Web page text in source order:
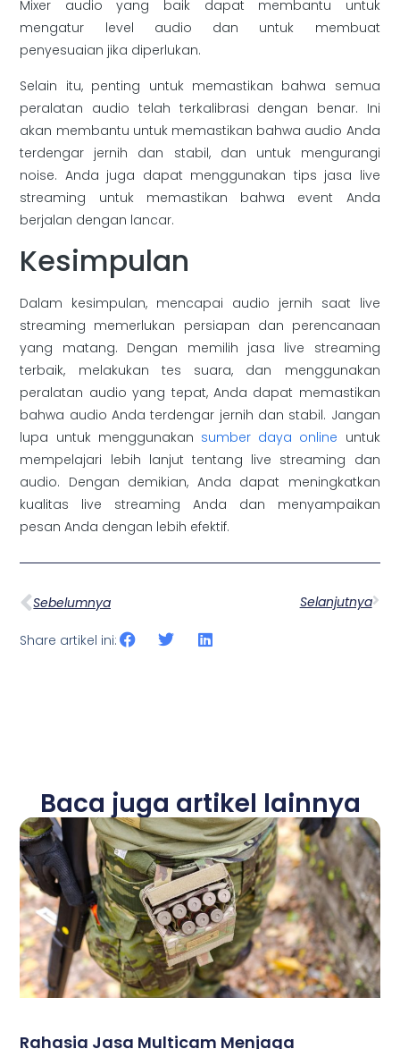
Mixer audio yang baik dapat membantu untuk
mengatur level audio dan untuk membuat
penyesuaian jika diperlukan.
Selain itu, penting untuk memastikan bahwa semua
peralatan audio telah terkalibrasi dengan benar. Ini
akan membantu untuk memastikan bahwa audio Anda
terdengar jernih dan stabil, dan untuk mengurangi
noise. Anda juga dapat menggunakan tips jasa live
streaming untuk memastikan bahwa event Anda
berjalan dengan lancar.
Kesimpulan
Dalam kesimpulan, mencapai audio jernih saat live
streaming memerlukan persiapan dan perencanaan
yang matang. Dengan memilih jasa live streaming
terbaik, melakukan tes suara, dan menggunakan
peralatan audio yang tepat, Anda dapat memastikan
bahwa audio Anda terdengar jernih dan stabil. Jangan
lupa untuk menggunakan sumber daya online untuk
mempelajari lebih lanjut tentang live streaming dan
audio. Dengan demikian, Anda dapat meningkatkan
kualitas live streaming Anda dan menyampaikan
pesan Anda dengan lebih efektif.
Sebelumnya Selanjutnya
Share artikel ini:
Baca juga artikel lainnya
Rahasia Jasa Multicam Menjaga